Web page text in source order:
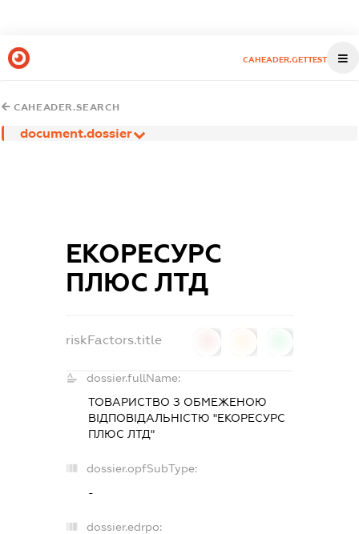
CAHEADER.GETTEST
CAHEADER.SEARCH
document.dossier
ЕКОРЕСУРС
ПЛЮС ЛТД
riskFactors.title
dossier.fullName:
ТОВАРИСТВО З ОБМЕЖЕНОЮ
ВІДПОВІДАЛЬНІСТЮ "ЕКОРЕСУРС
ПЛЮС ЛТД"
dossier.opfSubType:
-
dossier.edrpo: